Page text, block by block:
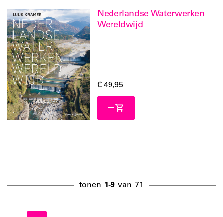
Nederlandse Waterwerken
Wereldwijd
€ 49,95
tonen 1-9 van 71